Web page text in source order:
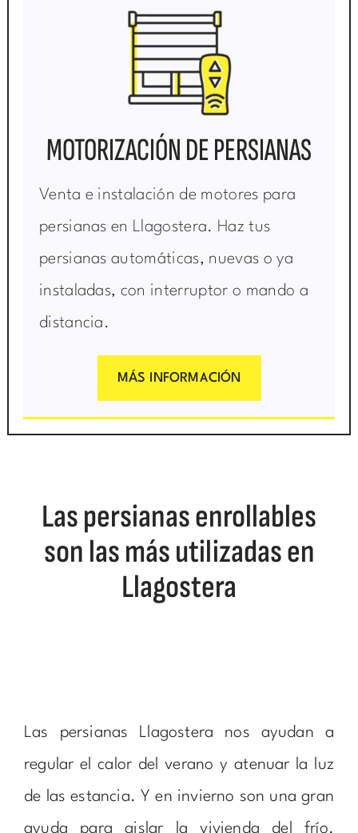
MOTORIZACIÓN DE PERSIANAS
Venta e instalación de motores para
persianas en Llagostera. Haz tus
persianas automáticas, nuevas o ya
instaladas, con interruptor o mando a
distancia.
MÁS INFORMACIÓN
Las persianas enrollables
son las más utilizadas en
Llagostera
Las persianas Llagostera nos ayudan a
regular el calor del verano y atenuar la luz
de las estancia. Y en invierno son una gran
ayuda para aislar la vivienda del frío.